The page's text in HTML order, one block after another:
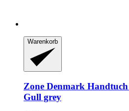
Warenkorb
Zone Denmark Handtuch
Gull grey